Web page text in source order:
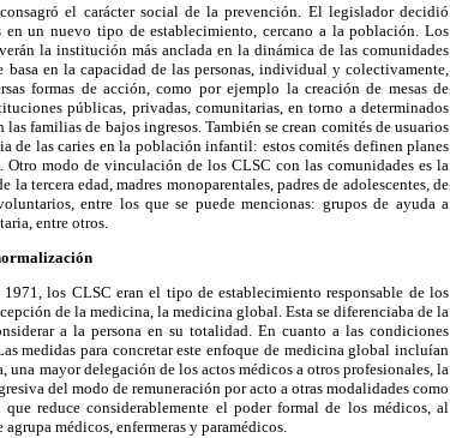
el carácter social de la prevención. El legislador decidió
un nuevo tipo de establecimiento, cercano a la población. Los
la institución más anclada en la dinámica de las comunidades
en la capacidad de las personas, individual y colectivamente,
formas de acción, como por ejemplo la creación de mesas de
públicas, privadas, comunitarias, en torno a determinados
familias de bajos ingresos. También se crean comités de usuarios
de las caries en la población infantil: estos comités definen planes
Otro modo de vinculación de los CLSC con las comunidades es la
tercera edad, madres monoparentales, padres de adolescentes, de
entre los que se puede mencionas: grupos de ayuda a
entre otros.
los CLSC eran el tipo de establecimiento responsable de los
de la medicina, la medicina global. Esta se diferenciaba de la
a la persona en su totalidad. En cuanto a las condiciones
medidas para concretar este enfoque de medicina global incluían
mayor delegación de los actos médicos a otros profesionales, la
del modo de remuneración por acto a otras modalidades como
reduce considerablemente el poder formal de los médicos, al
médicos, enfermeras y paramédicos.